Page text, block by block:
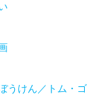
うけん／トム・ゴ